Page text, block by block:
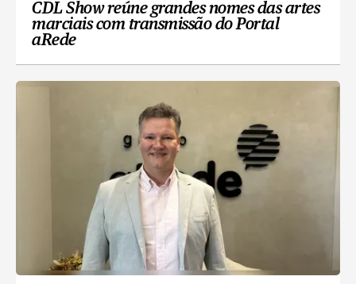
CDL Show reúne grandes nomes das artes
marciais com transmissão do Portal
aRede